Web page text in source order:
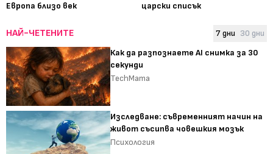
Европа близо век
царски списък
НАЙ-ЧЕТЕНИТЕ 7 дни 30 дни
Как да разпознаете AI снимка за 30
секунди
TechMama
Изследване: съвременният начин на
живот съсипва човешкия мозък
Психология